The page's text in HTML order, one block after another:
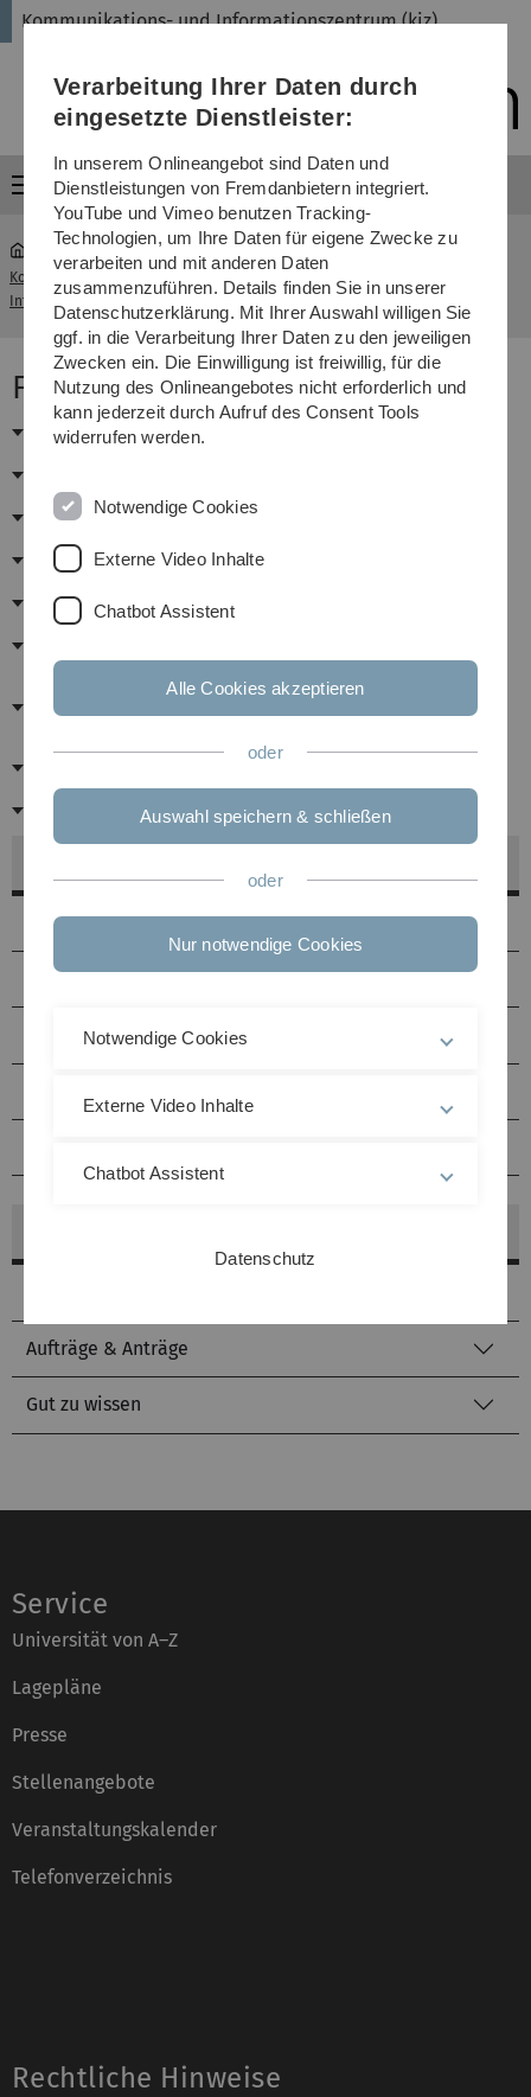
Direkt
Direkt
Direkt
(Sprache,
Drucken,
Media)
Direkt
Direkt
Kommunikations- und Informationszentrum (kiz)
Menü
Kommunikations- und
Informationszentrum (kiz)
... Publikationsmanagement
Fachinformationen Chemie
Fachdatenbanken (DBIS-Teilsicht)
E-Books
Print-Medien
Open-Access-Dokumente
"Soziale Netzwerke" für
Wissenschaftler
Institutionen und Gesellschaften
Sonstige Services
Helpdesk
Service-Points
Identitätsmanagement
Aufträge & Anträge
Gut zu wissen
Service
Universität von A–Z
Lagepläne
Presse
Stellenangebote
Veranstaltungskalender
Telefonverzeichnis
Rechtliche Hinweise
Verarbeitung Ihrer Daten durch
eingesetzte Dienstleister:
In unserem Onlineangebot sind Daten und
Dienstleistungen von Fremdanbietern integriert.
YouTube und Vimeo benutzen Tracking-
Technologien, um Ihre Daten für eigene Zwecke zu
verarbeiten und mit anderen Daten
zusammenzuführen. Details finden Sie in unserer
Datenschutzerklärung. Mit Ihrer Auswahl willigen Sie
ggf. in die Verarbeitung Ihrer Daten zu den jeweiligen
Zwecken ein. Die Einwilligung ist freiwillig, für die
Nutzung des Onlineangebotes nicht erforderlich und
kann jederzeit durch Aufruf des Consent Tools
widerrufen werden.
Notwendige Cookies
Externe Video Inhalte
Chatbot Assistent
Alle Cookies akzeptieren
oder
Auswahl speichern & schließen
oder
Nur notwendige Cookies
Notwendige Cookies
Externe Video Inhalte
Chatbot Assistent
Datenschutz